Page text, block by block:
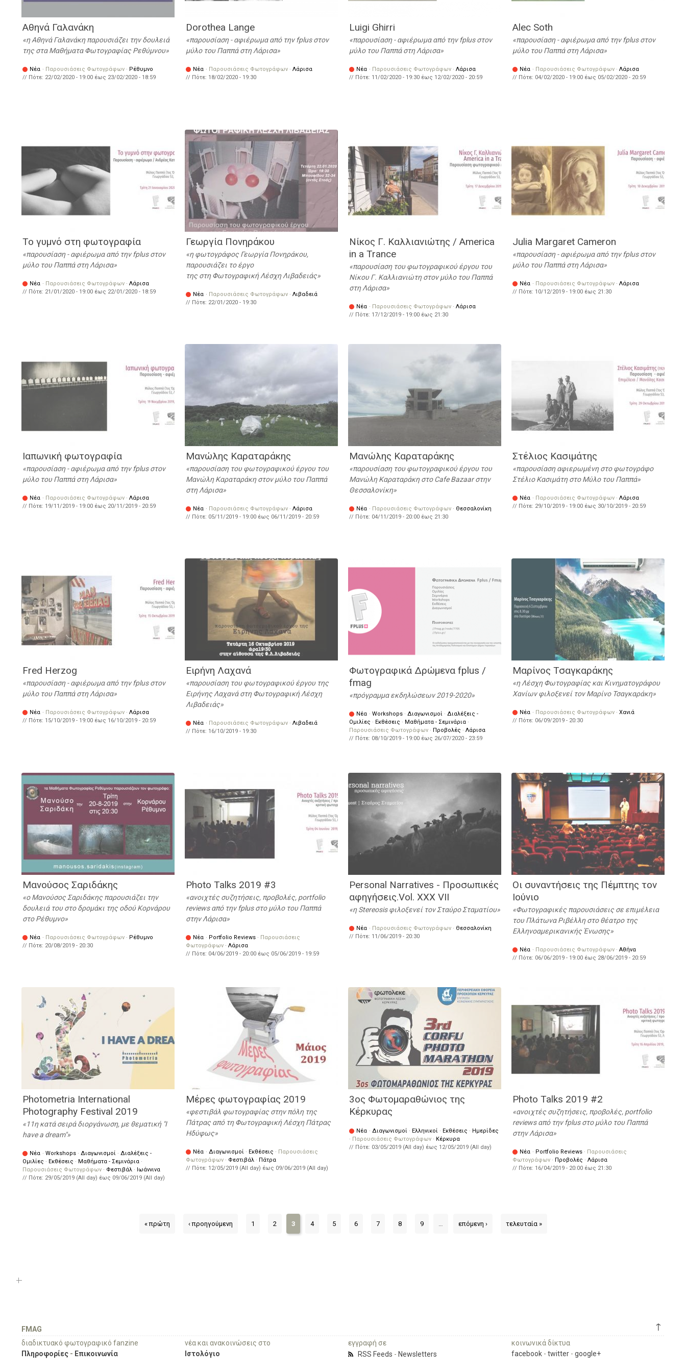
Αθηνά Γαλανάκη
η Αθηνά Γαλανάκη παρουσιάζει την δουλειά
της στα Μαθήματα Φωτογραφίας Ρεθύμνου
Νέα · Παρουσιάσεις Φωτογράφων · Ρέθυμνο
// Πότε: 22/02/2020 - 19:00 έως 23/02/2020 - 18:59
Dorothea Lange
παρουσίαση - αφιέρωμα από την fplus στον
μύλο του Παππά στη Λάρισα
Νέα · Παρουσιάσεις Φωτογράφων · Λάρισα
// Πότε: 18/02/2020 - 19:30
Luigi Ghirri
παρουσίαση - αφιέρωμα από την fplus στον
μύλο του Παππά στη Λάρισα
Νέα · Παρουσιάσεις Φωτογράφων · Λάρισα
// Πότε: 11/02/2020 - 19:30 έως 12/02/2020 - 20:59
Alec Soth
παρουσίαση - αφιέρωμα από την fplus στον
μύλο του Παππά στη Λάρισα
Νέα · Παρουσιάσεις Φωτογράφων · Λάρισα
// Πότε: 04/02/2020 - 19:00 έως 05/02/2020 - 20:59
Το γυμνό στη φωτογραφία
παρουσίαση - αφιέρωμα από την fplus στον
μύλο του Παππά στη Λάρισα
Νέα · Παρουσιάσεις Φωτογράφων · Λάρισα
// Πότε: 21/01/2020 - 19:00 έως 22/01/2020 - 18:59
Γεωργία Πονηράκου
η φωτογράφος Γεωργία Πονηράκου,
παρουσιάζει το έργο
της στη Φωτογραφική Λέσχη Λιβαδειάς
Νέα · Παρουσιάσεις Φωτογράφων · Λιβαδειά
// Πότε: 22/01/2020 - 19:30
Νίκος Γ. Καλλιανιώτης / America
in a Trance
παρουσίαση του φωτογραφικού έργου του
Νίκου Γ. Καλλιανιώτη στον μύλο του Παππά
στη Λάρισα
Νέα · Παρουσιάσεις Φωτογράφων · Λάρισα
// Πότε: 17/12/2019 - 19:00 έως 21:30
Julia Margaret Cameron
παρουσίαση - αφιέρωμα από την fplus στον
μύλο του Παππά στη Λάρισα
Νέα · Παρουσιάσεις Φωτογράφων · Λάρισα
// Πότε: 10/12/2019 - 19:00 έως 21:30
Ιαπωνική φωτογραφία
παρουσίαση - αφιέρωμα από την fplus στον
μύλο του Παππά στη Λάρισα
Νέα · Παρουσιάσεις Φωτογράφων · Λάρισα
// Πότε: 19/11/2019 - 19:00 έως 20/11/2019 - 20:59
Μανώλης Καραταράκης
παρουσίαση του φωτογραφικού έργου του
Μανώλη Καραταράκη στον μύλο του Παππά
στη Λάρισα
Νέα · Παρουσιάσεις Φωτογράφων · Λάρισα
// Πότε: 05/11/2019 - 19:00 έως 06/11/2019 - 20:59
Μανώλης Καραταράκης
παρουσίαση του φωτογραφικού έργου του
Μανώλη Καραταράκη στο Cafe Bazaar στην
Θεσσαλονίκη
Νέα · Παρουσιάσεις Φωτογράφων · Θεσσαλονίκη
// Πότε: 04/11/2019 - 20:00 έως 21:30
Στέλιος Κασιμάτης
παρουσίαση αφιερωμένη στο φωτογράφο
Στέλιο Kασιμάτη στο Μύλο του Παππά
Νέα · Παρουσιάσεις Φωτογράφων · Λάρισα
// Πότε: 29/10/2019 - 19:00 έως 30/10/2019 - 20:59
Fred Herzog
παρουσίαση - αφιέρωμα από την fplus στον
μύλο του Παππά στη Λάρισα
Νέα · Παρουσιάσεις Φωτογράφων · Λάρισα
// Πότε: 15/10/2019 - 19:00 έως 16/10/2019 - 20:59
Ειρήνη Λαχανά
παρουσίαση του φωτογραφικού έργου της
Ειρήνης Λαχανά στη Φωτογραφική Λέσχη
Λιβαδειάς
Νέα · Παρουσιάσεις Φωτογράφων · Λιβαδειά
// Πότε: 16/10/2019 - 19:30
Φωτογραφικά Δρώμενα fplus /
fmag
πρόγραμμα εκδηλώσεων 2019-2020
Νέα · Workshops · Διαγωνισμοί · Διαλέξεις -
Ομιλίες · Εκθέσεις · Μαθήματα - Σεμινάρια ·
Παρουσιάσεις Φωτογράφων · Προβολές · Λάρισα
// Πότε: 08/10/2019 - 19:00 έως 26/07/2020 - 23:59
Μαρίνος Τσαγκαράκης
η Λέσχη Φωτογραφίας και Κινηματογράφου
Χανίων φιλοξενεί τον Μαρίνο Τσαγκαράκη
Νέα · Παρουσιάσεις Φωτογράφων · Χανιά
// Πότε: 06/09/2019 - 20:30
Μανούσος Σαριδάκης
ο Μανούσος Σαριδάκης παρουσιάζει την
δουλειά του στο δρομάκι της οδού Κορνάρου
στο Ρέθυμνο
Νέα · Παρουσιάσεις Φωτογράφων · Ρέθυμνο
// Πότε: 20/08/2019 - 20:30
Photo Talks 2019 #3
ανοιχτές συζητήσεις, προβολές, portfolio
reviews από την fplus στο μύλο του Παππά
στην Λάρισα
Νέα · Portfolio Reviews · Παρουσιάσεις
Φωτογράφων · Λάρισα
// Πότε: 04/06/2019 - 20:00 έως 05/06/2019 - 19:59
Personal Narratives - Προσωπικές
αφηγήσεις.Vol. XXX VII
η Stereosis φιλοξενεί τον Σταύρο Σταματίου
Νέα · Παρουσιάσεις Φωτογράφων · Θεσσαλονίκη
// Πότε: 11/06/2019 - 20:30
Οι συναντήσεις της Πέμπτης τον
Ιούνιο
Φωτογραφικές παρουσιάσεις σε επιμέλεια
του Πλάτωνα Ριβέλλη στο θέατρο της
Ελληνοαμερικανικής Ένωσης
Νέα · Παρουσιάσεις Φωτογράφων · Αθήνα
// Πότε: 06/06/2019 - 19:00 έως 28/06/2019 - 20:59
Photometria International
Photography Festival 2019
11η κατά σειρά διοργάνωση, με θεματική "I
have a dream"
Νέα · Workshops · Διαγωνισμοί · Διαλέξεις -
Ομιλίες · Εκθέσεις · Μαθήματα - Σεμινάρια ·
Παρουσιάσεις Φωτογράφων · Φεστιβάλ · Ιωάννινα
// Πότε: 29/05/2019 (All day) έως 09/06/2019 (All day)
Μέρες φωτογραφίας 2019
φεστιβάλ φωτογραφίας στην πόλη της
Πάτρας από τη Φωτογραφική Λέσχη Πάτρας
Ηδύφως
Νέα · Διαγωνισμοί · Εκθέσεις · Παρουσιάσεις
Φωτογράφων · Φεστιβάλ · Πάτρα
// Πότε: 12/05/2019 (All day) έως 09/06/2019 (All day)
3ος Φωτομαραθώνιος της
Κέρκυρας
Νέα · Διαγωνισμοί · Ελληνικοί · Εκθέσεις · Ημερίδες
· Παρουσιάσεις Φωτογράφων · Κέρκυρα
// Πότε: 03/05/2019 (All day) έως 12/05/2019 (All day)
Photo Talks 2019 #2
ανοιχτές συζητήσεις, προβολές, portfolio
reviews από την fplus στο μύλο του Παππά
στην Λάρισα
Νέα · Portfolio Reviews · Παρουσιάσεις
Φωτογράφων · Προβολές · Λάρισα
// Πότε: 16/04/2019 - 20:00 έως 21:30
« πρώτη ‹ προηγούμενη 1 2 3 4 5 6 7 8 9 … επόμενη › τελευταία »
↑
FMAG
διαδικτυακό φωτογραφικό fanzine
Πληροφορίες - Επικοινωνία
νέα και ανακοινώσεις στο
Ιστολόγιο
εγγραφή σε
RSS Feeds - Newsletters
κοινωνικά δίκτυα
facebook - twitter - google+